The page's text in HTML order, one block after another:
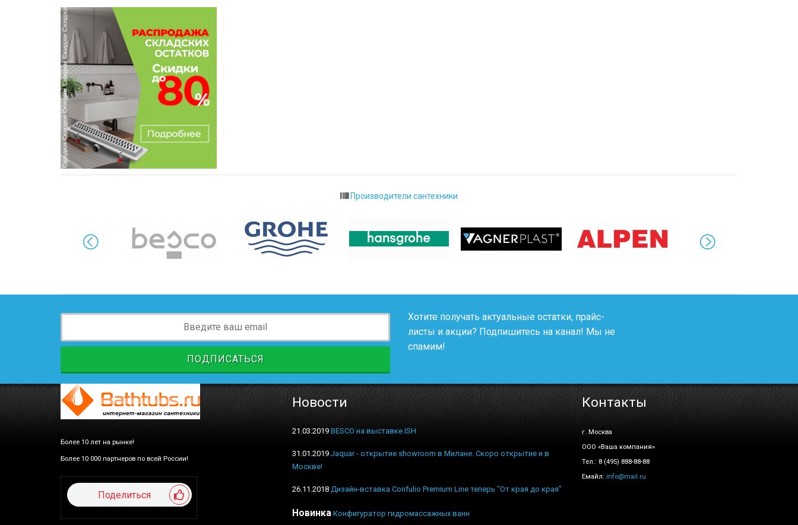
Производители сантехники
ПОДПИСАТЬСЯ
Хотите получать актуальные остатки, прайс-
листы и акции? Подпишитесь на канал! Мы не
спамим!
Более 10 лет на рынке!
Более 10 000 партнеров по всей России!
Поделиться
Новости
21.03.2019 BESCO на выставке ISH
31.01.2019 Jaquar - открытие showroom в Милане. Скоро открытие и в
Москве!
26.11.2018 Дизайн-вставка Confulio Premium Line теперь "От края до края"
Новинка Конфигуратор гидромассажных ванн
Контакты
г. Москва
ООО «Ваша компания»
Тел.: 8 (495) 888-88-88
Емайл: info@mail.ru